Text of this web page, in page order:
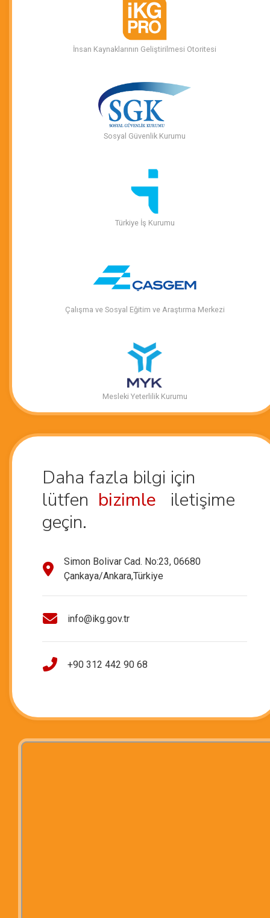
İnsan Kaynaklarının Geliştirilmesi Otoritesi
Sosyal Güvenlik Kurumu
Türkiye İş Kurumu
Çalışma ve Sosyal Eğitim ve Araştırma Merkezi
Mesleki Yeterlilik Kurumu
Daha fazla bilgi için
lütfen bizimle
iletişime
geçin.
Simon Bolivar Cad. No:23, 06680
Çankaya/Ankara,Türkiye
info@ikg.gov.tr
+90 312 442 90 68